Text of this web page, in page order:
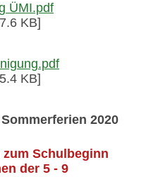
ÜMI.pdf
KB]
KB]
2020
Schulbeginn
der 5 - 9